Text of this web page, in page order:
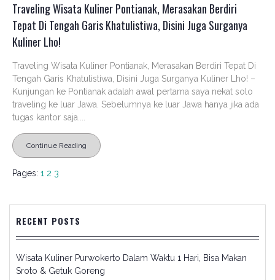
Traveling Wisata Kuliner Pontianak, Merasakan Berdiri
Tepat Di Tengah Garis Khatulistiwa, Disini Juga Surganya
Kuliner Lho!
Traveling Wisata Kuliner Pontianak, Merasakan Berdiri Tepat Di
Tengah Garis Khatulistiwa, Disini Juga Surganya Kuliner Lho! –
Kunjungan ke Pontianak adalah awal pertama saya nekat solo
traveling ke luar Jawa. Sebelumnya ke luar Jawa hanya jika ada
tugas kantor saja....
Continue Reading
Pages: 1 2 3
RECENT POSTS
Wisata Kuliner Purwokerto Dalam Waktu 1 Hari, Bisa Makan
Sroto & Getuk Goreng